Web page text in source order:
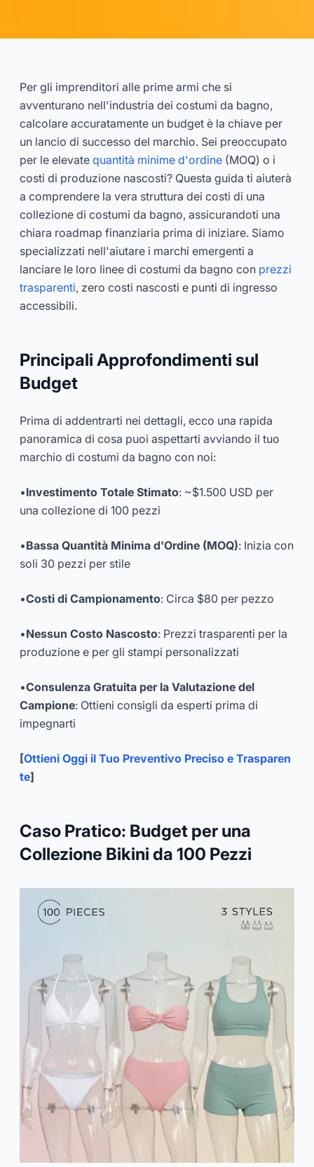
bagno per ~$1.500: Guida ai
costi con MOQ di 30 pezzi
2025-08 Dayu
Consulta Ora
Per gli imprenditori alle prime armi che si
avventurano nell'industria dei costumi da bagno,
calcolare accuratamente un budget è la chiave per
un lancio di successo del marchio. Sei preoccupato
per le elevate quantità minime d'ordine (MOQ) o i
costi di produzione nascosti? Questa guida ti aiuterà
a comprendere la vera struttura dei costi di una
collezione di costumi da bagno, assicurandoti una
chiara roadmap finanziaria prima di iniziare. Siamo
specializzati nell'aiutare i marchi emergenti a
lanciare le loro linee di costumi da bagno con prezzi
trasparenti, zero costi nascosti e punti di ingresso
accessibili.
Principali Approfondimenti sul
Budget
Prima di addentrarti nei dettagli, ecco una rapida
panoramica di cosa puoi aspettarti avviando il tuo
marchio di costumi da bagno con noi:
•Investimento Totale Stimato: ~$1.500 USD per
una collezione di 100 pezzi
•Bassa Quantità Minima d'Ordine (MOQ): Inizia con
soli 30 pezzi per stile
•Costi di Campionamento: Circa $80 per pezzo
•Nessun Costo Nascosto: Prezzi trasparenti per la
produzione e per gli stampi personalizzati
•Consulenza Gratuita per la Valutazione del
Campione: Ottieni consigli da esperti prima di
impegnarti
[Ottieni Oggi il Tuo Preventivo Preciso e Trasparen
te]
Caso Pratico: Budget per una
Collezione Bikini da 100 Pezzi